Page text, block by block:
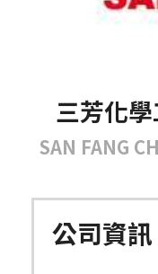
三芳化
SAN FANG
公司資訊